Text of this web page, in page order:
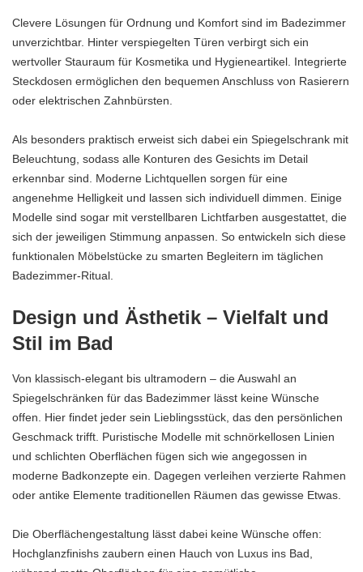
Clevere Lösungen für Ordnung und Komfort sind im Badezimmer
unverzichtbar. Hinter verspiegelten Türen verbirgt sich ein
wertvoller Stauraum für Kosmetika und Hygieneartikel. Integrierte
Steckdosen ermöglichen den bequemen Anschluss von Rasierern
oder elektrischen Zahnbürsten.
Als besonders praktisch erweist sich dabei ein Spiegelschrank mit
Beleuchtung, sodass alle Konturen des Gesichts im Detail
erkennbar sind. Moderne Lichtquellen sorgen für eine
angenehme Helligkeit und lassen sich individuell dimmen. Einige
Modelle sind sogar mit verstellbaren Lichtfarben ausgestattet, die
sich der jeweiligen Stimmung anpassen. So entwickeln sich diese
funktionalen Möbelstücke zu smarten Begleitern im täglichen
Badezimmer-Ritual.
Design und Ästhetik – Vielfalt und
Stil im Bad
Von klassisch-elegant bis ultramodern – die Auswahl an
Spiegelschränken für das Badezimmer lässt keine Wünsche
offen. Hier findet jeder sein Lieblingsstück, das den persönlichen
Geschmack trifft. Puristische Modelle mit schnörkellosen Linien
und schlichten Oberflächen fügen sich wie angegossen in
moderne Badkonzepte ein. Dagegen verleihen verzierte Rahmen
oder antike Elemente traditionellen Räumen das gewisse Etwas.
Die Oberflächengestaltung lässt dabei keine Wünsche offen:
Hochglanzfinishs zaubern einen Hauch von Luxus ins Bad,